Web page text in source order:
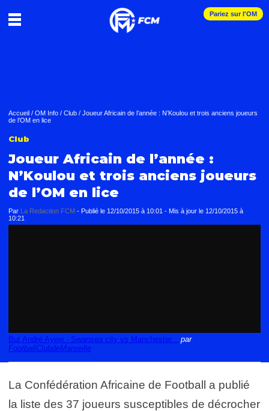
Pariez sur l'OM
Accueil / OM Info / Club / Joueur Africain de l’année : N’Koulou et trois anciens joueurs
de l’OM en lice
Club
Joueur Africain de l’année :
N’Koulou et trois anciens joueurs
de l’OM en lice
Par La Redaction FCM - Publié le 12/10/2015 à 10:01 - Mis à jour le 12/10/2015 à
10:21
But André Ayew - Swansea city vs Manchester... par
FootballClubdeMarseille
La Confédération Africaine de Football a publié
la liste des 37 joueurs susceptibles de décrocher